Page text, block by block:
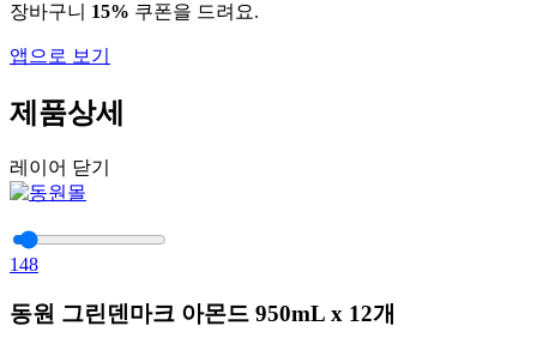
장바구니 15% 쿠폰을 드려요.
앱으로 보기
제품상세
레이어 닫기
148
동원 그린덴마크 아몬드 950mL x 12개